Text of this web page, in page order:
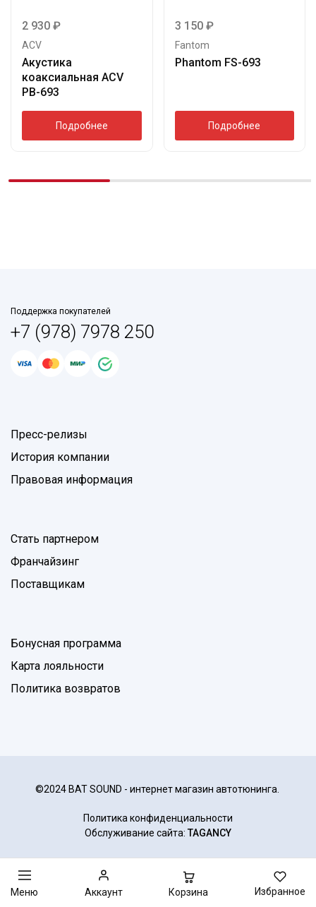
2 930 ₽
ACV
Акустика
коаксиальная ACV
PB-693
Подробнее
3 150 ₽
Fantom
Phantom FS-693
Подробнее
Поддержка покупателей
+7 (978) 7978 250
Пресс-релизы
История компании
Правовая информация
Стать партнером
Франчайзинг
Поставщикам
Бонусная программа
Карта лояльности
Политика возвратов
©2024 BAT SOUND - интернет магазин автотюнинга.
Политика конфиденциальности
Обслуживание сайта: TAGANCY
Меню Аккаунт Корзина Избранное